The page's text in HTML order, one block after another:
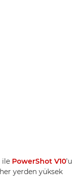
ile PowerShot V10'u
yerden yüksek